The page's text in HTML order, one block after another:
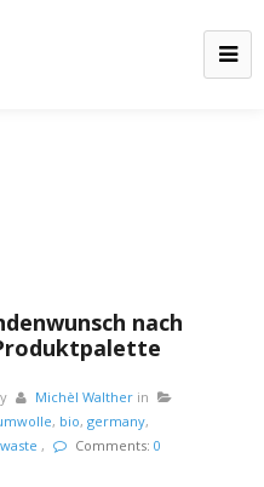
nach
Michèl Walther in
, bio, germany,
, Comments: 0